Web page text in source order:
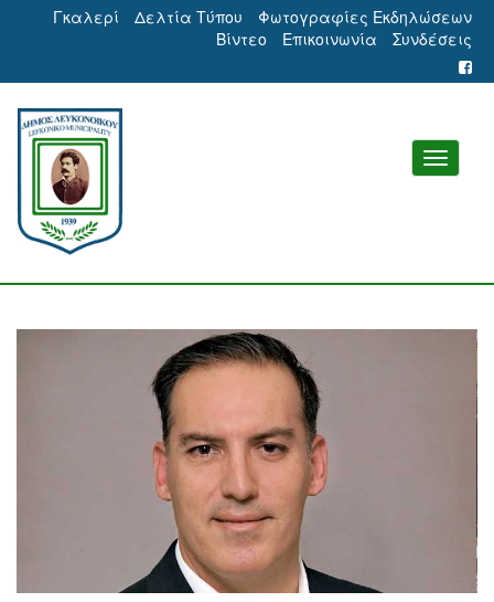
Γκαλερί Δελτία Τύπου
Φωτογραφίες Εκδηλώσεων
Βίντεο
Επικοινωνία Συνδέσεις